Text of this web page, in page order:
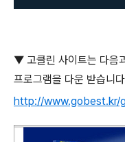
▼ 고클린 사이트는 다음
프로그램을 다운 받습니다
http://www.gobest.kr/